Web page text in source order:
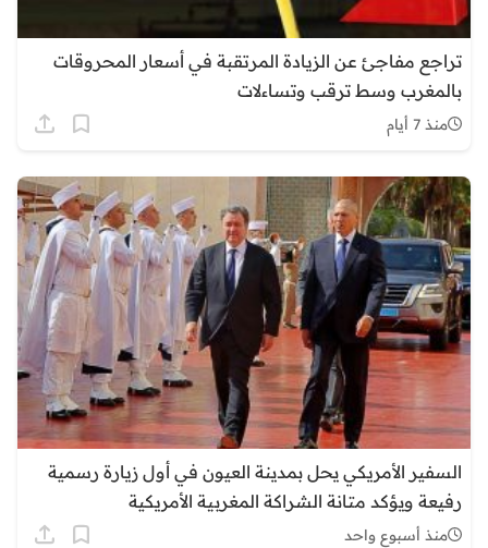
تراجع مفاجئ عن الزيادة المرتقبة في أسعار المحروقات
بالمغرب وسط ترقب وتساءلات
منذ 7 أيام
السفير الأمريكي يحل بمدينة العيون في أول زيارة رسمية
رفيعة ويؤكد متانة الشراكة المغربية الأمريكية
منذ أسبوع واحد